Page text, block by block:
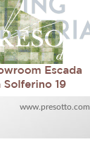
www.presotto.com